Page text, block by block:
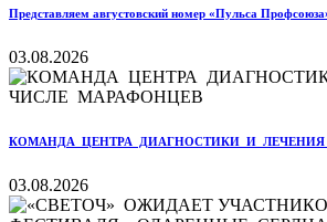
Представляем августовский номер «Пульса
03.08.2026
КОМАНДА ЦЕНТРА ДИАГНОСТИКИ И
03.08.2026